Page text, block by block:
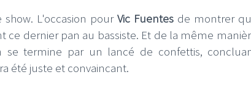
show. L'occasion pourVic Fuentes de montrer
ce dernier pan au bassiste. Et de la même
se termine par un lancé de confettis,
été juste et convaincant.